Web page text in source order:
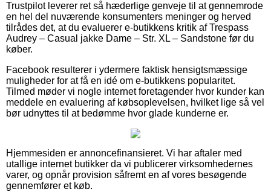
Trustpilot leverer ret så hæderlige genveje til at gennemrode
en hel del nuværende konsumenters meninger og herved
tilrådes det, at du evaluerer e-butikkens kritik af Trespass
Audrey – Casual jakke Dame – Str. XL – Sandstone før du
køber.
Facebook resulterer i ydermere faktisk hensigtsmæssige
muligheder for at få en idé om e-butikkens popularitet.
Tilmed møder vi nogle internet foretagender hvor kunder kan
meddele en evaluering af købsoplevelsen, hvilket lige så vel
bør udnyttes til at bedømme hvor glade kunderne er.
Hjemmesiden er annoncefinansieret. Vi har aftaler med
utallige internet butikker da vi publicerer virksomhedernes
varer, og opnår provision såfremt en af vores besøgende
gennemfører et køb.